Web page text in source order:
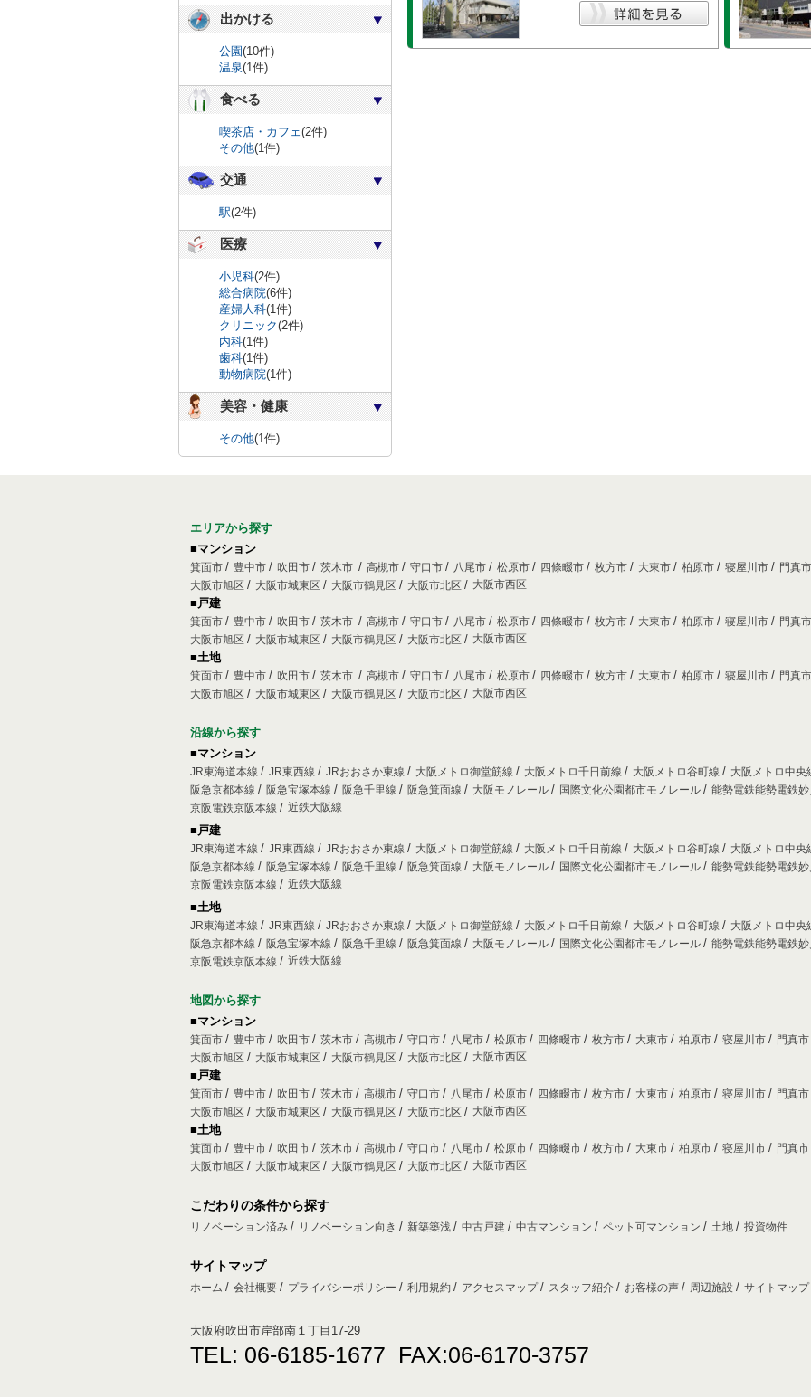
出かける
公園(10件)
温泉(1件)
食べる
喫茶店・カフェ(2件)
その他(1件)
交通
駅(2件)
医療
小児科(2件)
総合病院(6件)
産婦人科(1件)
クリニック(2件)
内科(1件)
歯科(1件)
動物病院(1件)
美容・健康
その他(1件)
エリアから探す
■マンション
箕面市 豊中市 吹田市 茨木市 高槻市 守口市 八尾市 松原市 四條畷市 枚方市 大東市 柏原市 寝屋川市 門真市
大阪市旭区
大阪市城東区 大阪市鶴見区 大阪市北区 大阪市西区
■戸建
箕面市 豊中市 吹田市 茨木市 高槻市 守口市 八尾市 松原市 四條畷市 枚方市 大東市 柏原市 寝屋川市 門真市
大阪市旭区
大阪市城東区 大阪市鶴見区 大阪市北区 大阪市西区
■土地
箕面市 豊中市 吹田市 茨木市 高槻市 守口市 八尾市 松原市 四條畷市 枚方市 大東市 柏原市 寝屋川市 門真市
大阪市旭区
大阪市城東区 大阪市鶴見区 大阪市北区 大阪市西区
沿線から探す
■マンション
JR東海道本線 JR東西線 JRおおさか東線 大阪メトロ御堂筋線 大阪メトロ千日前線 大阪メトロ谷町線 大阪メトロ中央
阪急京都本線
阪急宝塚本線 阪急千里線 阪急箕面線 大阪モノレール 国際文化公園都市モノレール 能勢電鉄能勢電鉄妙
京阪電鉄京阪本線
近鉄大阪線
■戸建
JR東海道本線 JR東西線 JRおおさか東線 大阪メトロ御堂筋線 大阪メトロ千日前線 大阪メトロ谷町線 大阪メトロ中央
阪急京都本線
阪急宝塚本線 阪急千里線 阪急箕面線 大阪モノレール 国際文化公園都市モノレール 能勢電鉄能勢電鉄妙
京阪電鉄京阪本線
近鉄大阪線
■土地
JR東海道本線 JR東西線 JRおおさか東線 大阪メトロ御堂筋線 大阪メトロ千日前線 大阪メトロ谷町線 大阪メトロ中央
阪急京都本線
阪急宝塚本線 阪急千里線 阪急箕面線 大阪モノレール 国際文化公園都市モノレール 能勢電鉄能勢電鉄妙
京阪電鉄京阪本線
近鉄大阪線
地図から探す
■マンション
箕面市 豊中市 吹田市 茨木市 高槻市 守口市 八尾市 松原市 四條畷市 枚方市 大東市 柏原市 寝屋川市 門真市
大阪市旭区
大阪市城東区 大阪市鶴見区 大阪市北区 大阪市西区
■戸建
箕面市 豊中市 吹田市 茨木市 高槻市 守口市 八尾市 松原市 四條畷市 枚方市 大東市 柏原市 寝屋川市 門真市
大阪市旭区
大阪市城東区 大阪市鶴見区 大阪市北区 大阪市西区
■土地
箕面市 豊中市 吹田市 茨木市 高槻市 守口市 八尾市 松原市 四條畷市 枚方市 大東市 柏原市 寝屋川市 門真市
大阪市旭区
大阪市城東区 大阪市鶴見区 大阪市北区 大阪市西区
こだわりの条件から探す
リノベーション済み リノベーション向き 新築築浅 中古戸建 中古マンション ペット可マンション 土地 投資物件
サイトマップ
ホーム 会社概要 プライバシーポリシー 利用規約 アクセスマップ スタッフ紹介 お客様の声 周辺施設 サイトマップ
大阪府吹田市岸部南１丁目17-29
TEL: 06-6185-1677 FAX:06-6170-3757